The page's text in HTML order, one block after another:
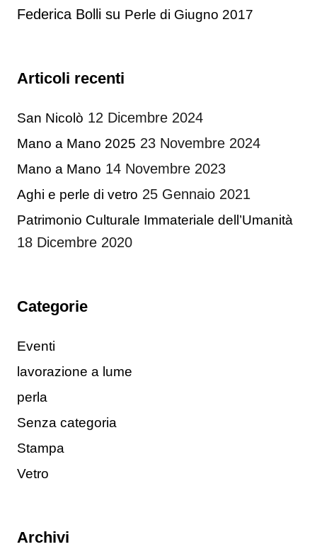
Federica Bolli su Perle di Giugno 2017
Articoli recenti
San Nicolò 12 Dicembre 2024
Mano a Mano 2025 23 Novembre 2024
Mano a Mano 14 Novembre 2023
Aghi e perle di vetro 25 Gennaio 2021
Patrimonio Culturale Immateriale dell’Umanità
18 Dicembre 2020
Categorie
Eventi
lavorazione a lume
perla
Senza categoria
Stampa
Vetro
Archivi